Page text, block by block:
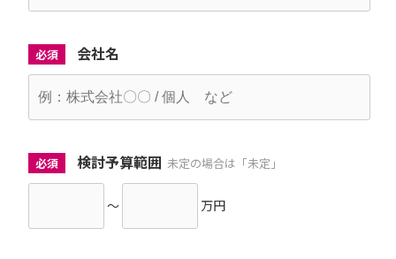
必須 会社名
必須 検討予算範囲 未定の場合は「未定」
～ 万円